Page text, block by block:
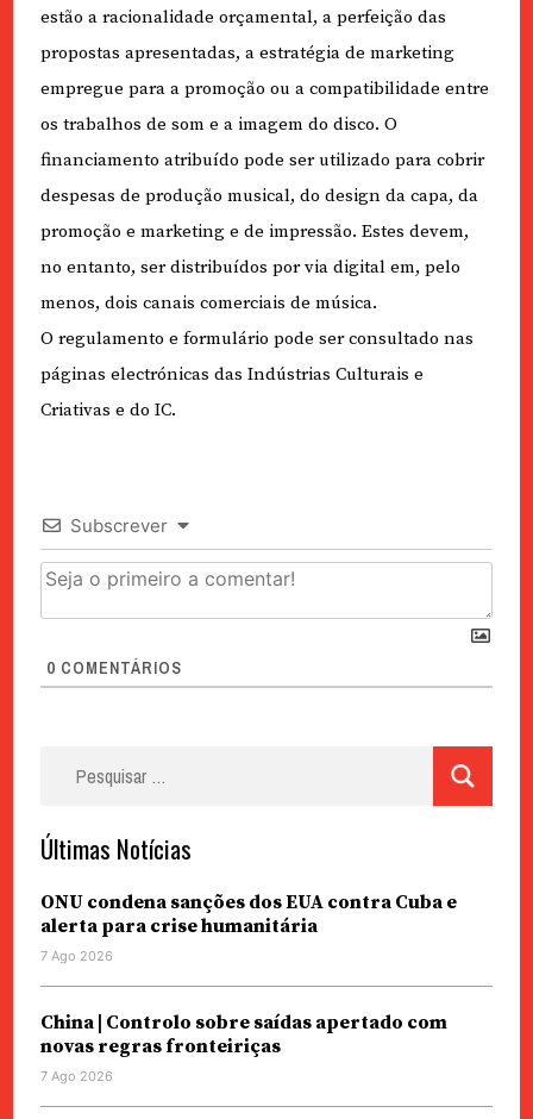
estão a racionalidade orçamental, a perfeição das
propostas apresentadas, a estratégia de marketing
empregue para a promoção ou a compatibilidade entre
os trabalhos de som e a imagem do disco. O
financiamento atribuído pode ser utilizado para cobrir
despesas de produção musical, do design da capa, da
promoção e marketing e de impressão. Estes devem,
no entanto, ser distribuídos por via digital em, pelo
menos, dois canais comerciais de música.
O regulamento e formulário pode ser consultado nas
páginas electrónicas das Indústrias Culturais e
Criativas e do IC.
Subscrever
0 COMENTÁRIOS
Últimas Notícias
ONU condena sanções dos EUA contra Cuba e
alerta para crise humanitária
7 Ago 2026
China | Controlo sobre saídas apertado com
novas regras fronteiriças
7 Ago 2026